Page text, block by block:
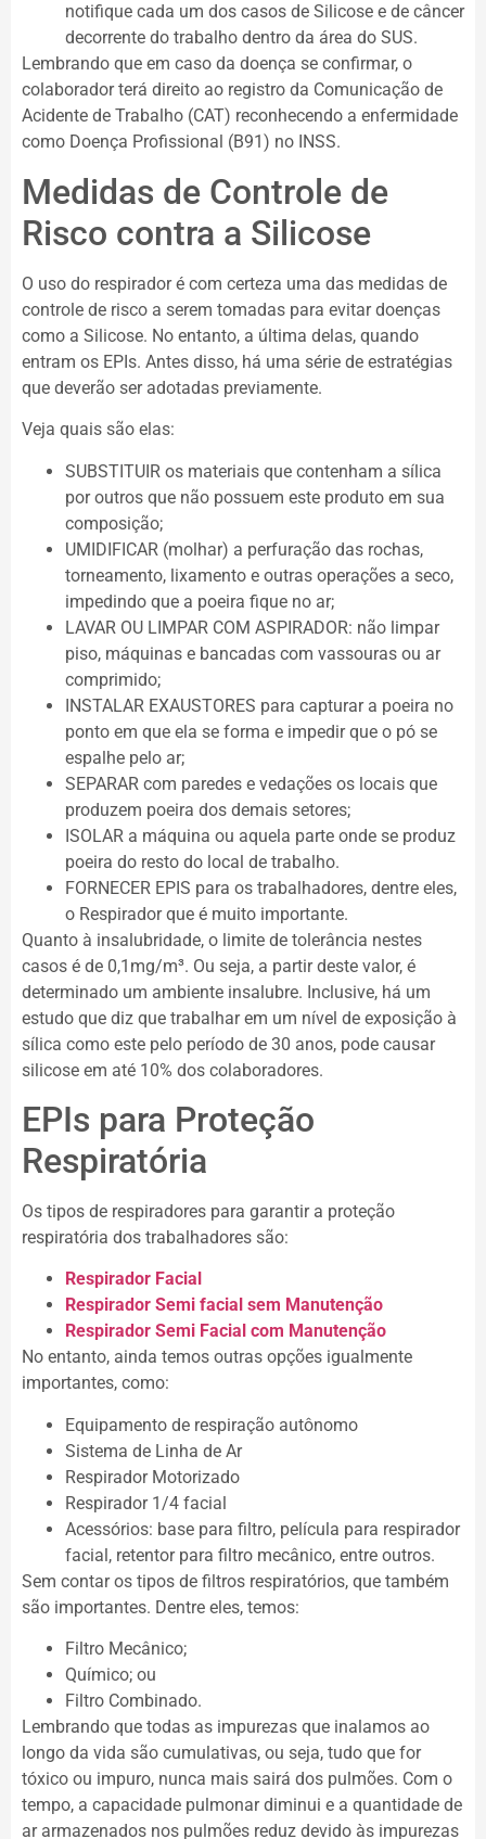
notifique cada um dos casos de Silicose e de câncer
decorrente do trabalho dentro da área do SUS.
Lembrando que em caso da doença se confirmar, o
colaborador terá direito ao registro da Comunicação de
Acidente de Trabalho (CAT) reconhecendo a enfermidade
como Doença Profissional (B91) no INSS.
Medidas de Controle de
Risco contra a Silicose
O uso do respirador é com certeza uma das medidas de
controle de risco a serem tomadas para evitar doenças
como a Silicose. No entanto, a última delas, quando
entram os EPIs. Antes disso, há uma série de estratégias
que deverão ser adotadas previamente.
Veja quais são elas:
SUBSTITUIR os materiais que contenham a sílica
por outros que não possuem este produto em sua
composição;
UMIDIFICAR (molhar) a perfuração das rochas,
torneamento, lixamento e outras operações a seco,
impedindo que a poeira fique no ar;
LAVAR OU LIMPAR COM ASPIRADOR: não limpar
piso, máquinas e bancadas com vassouras ou ar
comprimido;
INSTALAR EXAUSTORES para capturar a poeira no
ponto em que ela se forma e impedir que o pó se
espalhe pelo ar;
SEPARAR com paredes e vedações os locais que
produzem poeira dos demais setores;
ISOLAR a máquina ou aquela parte onde se produz
poeira do resto do local de trabalho.
FORNECER EPIS para os trabalhadores, dentre eles,
o Respirador que é muito importante.
Quanto à insalubridade, o limite de tolerância nestes
casos é de 0,1mg/m³. Ou seja, a partir deste valor, é
determinado um ambiente insalubre. Inclusive, há um
estudo que diz que trabalhar em um nível de exposição à
sílica como este pelo período de 30 anos, pode causar
silicose em até 10% dos colaboradores.
EPIs para Proteção
Respiratória
Os tipos de respiradores para garantir a proteção
respiratória dos trabalhadores são:
Respirador Facial
Respirador Semi facial sem Manutenção
Respirador Semi Facial com Manutenção
No entanto, ainda temos outras opções igualmente
importantes, como:
Equipamento de respiração autônomo
Sistema de Linha de Ar
Respirador Motorizado
Respirador 1/4 facial
Acessórios: base para filtro, película para respirador
facial, retentor para filtro mecânico, entre outros.
Sem contar os tipos de filtros respiratórios, que também
são importantes. Dentre eles, temos:
Filtro Mecânico;
Químico; ou
Filtro Combinado.
Lembrando que todas as impurezas que inalamos ao
longo da vida são cumulativas, ou seja, tudo que for
tóxico ou impuro, nunca mais sairá dos pulmões. Com o
tempo, a capacidade pulmonar diminui e a quantidade de
ar armazenados nos pulmões reduz devido às impurezas